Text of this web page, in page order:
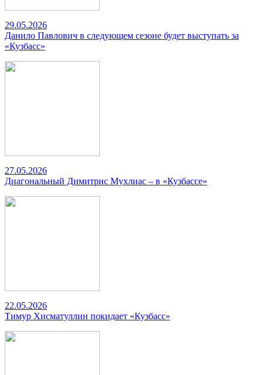
29.05.2026
Данило Павлович в следующем сезоне будет выступать за
«Кузбасс»
27.05.2026
Диагональный Димитрис Мухлиас – в «Кузбассе»
22.05.2026
Тимур Хисматуллин покидает «Кузбасс»